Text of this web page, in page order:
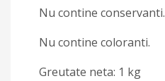
Nu contine conservanti.
Nu contine coloranti.
Greutate neta: 1 kg